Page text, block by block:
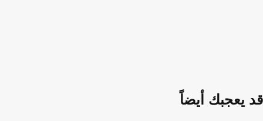
قد يعجبك أيضاً